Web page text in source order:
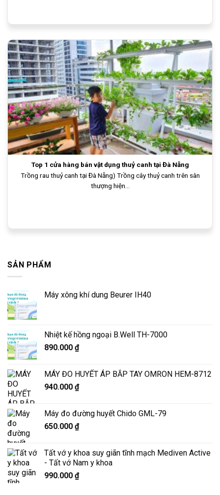
Top 1 cửa hàng bán vật dụng thuỷ canh tại Đà Nẵng
Trồng rau thuỷ canh tại Đà Nẵng) Trồng cây thuỷ canh trên sân
thượng hiện...
SẢN PHẨM
Máy xông khí dung Beurer IH40
Nhiệt kế hồng ngoại B.Well TH-7000
890.000 ₫
MÁY ĐO HUYẾT ÁP BẮP TAY OMRON HEM-8712
940.000 ₫
Máy đo đường huyết Chido GML-79
650.000 ₫
Tất vớ y khoa suy giãn tĩnh mạch Mediven Active
- Tất vớ Nam y khoa
990.000 ₫